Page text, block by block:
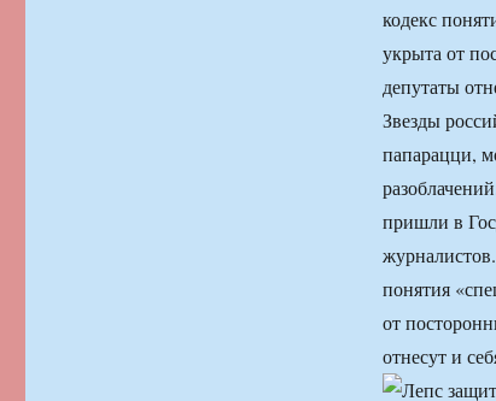
кодекс
укрыта от
депутаты
Звезды
папарацци,
пришли в
понятия
от
отнесут и